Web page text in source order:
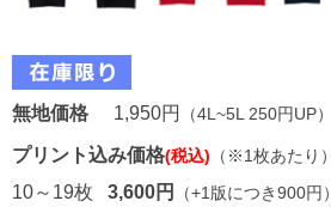
無地価格 1,950円 （4L~5L 250円UP）
プリント込み価格(税込) （※1枚あたり）
10～19枚 3,600円 （+1版につき900円）